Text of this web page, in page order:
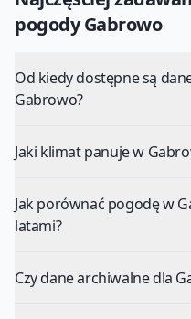
pogodyGabrowo
Od kiedy dostępne są
Gabrowo?
Jaki klimat panuje w
Jak porównać pogodę w
latami?
Czy dane archiwalne dla